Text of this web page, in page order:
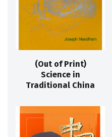
(Out of Print)
Science in
Traditional China